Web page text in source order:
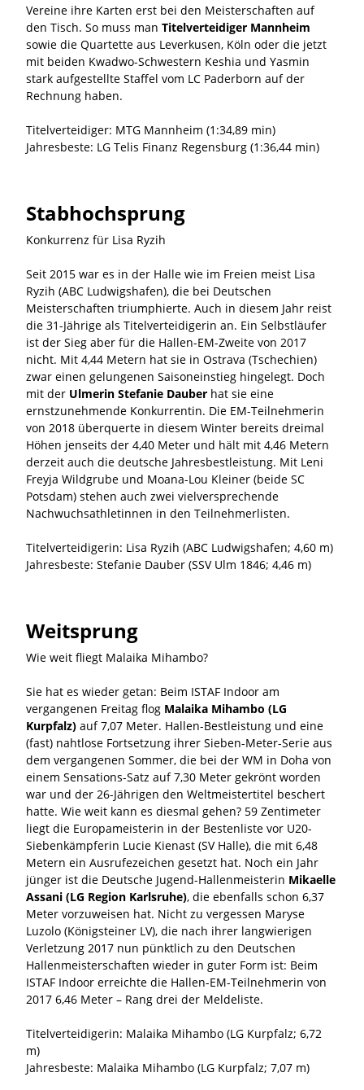
Vereine ihre Karten erst bei den Meisterschaften auf
den Tisch. So muss man Titelverteidiger Mannheim
sowie die Quartette aus Leverkusen, Köln oder die jetzt
mit beiden Kwadwo-Schwestern Keshia und Yasmin
stark aufgestellte Staffel vom LC Paderborn auf der
Rechnung haben.
Titelverteidiger: MTG Mannheim (1:34,89 min)
Jahresbeste: LG Telis Finanz Regensburg (1:36,44 min)
Stabhochsprung
Konkurrenz für Lisa Ryzih
Seit 2015 war es in der Halle wie im Freien meist Lisa
Ryzih (ABC Ludwigshafen), die bei Deutschen
Meisterschaften triumphierte. Auch in diesem Jahr reist
die 31-Jährige als Titelverteidigerin an. Ein Selbstläufer
ist der Sieg aber für die Hallen-EM-Zweite von 2017
nicht. Mit 4,44 Metern hat sie in Ostrava (Tschechien)
zwar einen gelungenen Saisoneinstieg hingelegt. Doch
mit der Ulmerin Stefanie Dauber hat sie eine
ernstzunehmende Konkurrentin. Die EM-Teilnehmerin
von 2018 überquerte in diesem Winter bereits dreimal
Höhen jenseits der 4,40 Meter und hält mit 4,46 Metern
derzeit auch die deutsche Jahresbestleistung. Mit Leni
Freyja Wildgrube und Moana-Lou Kleiner (beide SC
Potsdam) stehen auch zwei vielversprechende
Nachwuchsathletinnen in den Teilnehmerlisten.
Titelverteidigerin: Lisa Ryzih (ABC Ludwigshafen; 4,60 m)
Jahresbeste: Stefanie Dauber (SSV Ulm 1846; 4,46 m)
Weitsprung
Wie weit fliegt Malaika Mihambo?
Sie hat es wieder getan: Beim ISTAF Indoor am
vergangenen Freitag flog Malaika Mihambo (LG
Kurpfalz) auf 7,07 Meter. Hallen-Bestleistung und eine
(fast) nahtlose Fortsetzung ihrer Sieben-Meter-Serie aus
dem vergangenen Sommer, die bei der WM in Doha von
einem Sensations-Satz auf 7,30 Meter gekrönt worden
war und der 26-Jährigen den Weltmeistertitel beschert
hatte. Wie weit kann es diesmal gehen? 59 Zentimeter
liegt die Europameisterin in der Bestenliste vor U20-
Siebenkämpferin Lucie Kienast (SV Halle), die mit 6,48
Metern ein Ausrufezeichen gesetzt hat. Noch ein Jahr
jünger ist die Deutsche Jugend-Hallenmeisterin Mikaelle
Assani (LG Region Karlsruhe), die ebenfalls schon 6,37
Meter vorzuweisen hat. Nicht zu vergessen Maryse
Luzolo (Königsteiner LV), die nach ihrer langwierigen
Verletzung 2017 nun pünktlich zu den Deutschen
Hallenmeisterschaften wieder in guter Form ist: Beim
ISTAF Indoor erreichte die Hallen-EM-Teilnehmerin von
2017 6,46 Meter – Rang drei der Meldeliste.
Titelverteidigerin: Malaika Mihambo (LG Kurpfalz; 6,72
m)
Jahresbeste: Malaika Mihambo (LG Kurpfalz; 7,07 m)